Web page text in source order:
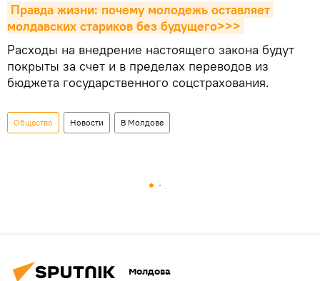
Правда жизни: почему молодежь оставляет
молдавских стариков без будущего>>>
Расходы на внедрение настоящего закона будут
покрыты за счет и в пределах переводов из
бюджета государственного соцстрахования.
Общество Новости В Молдове
Молдова